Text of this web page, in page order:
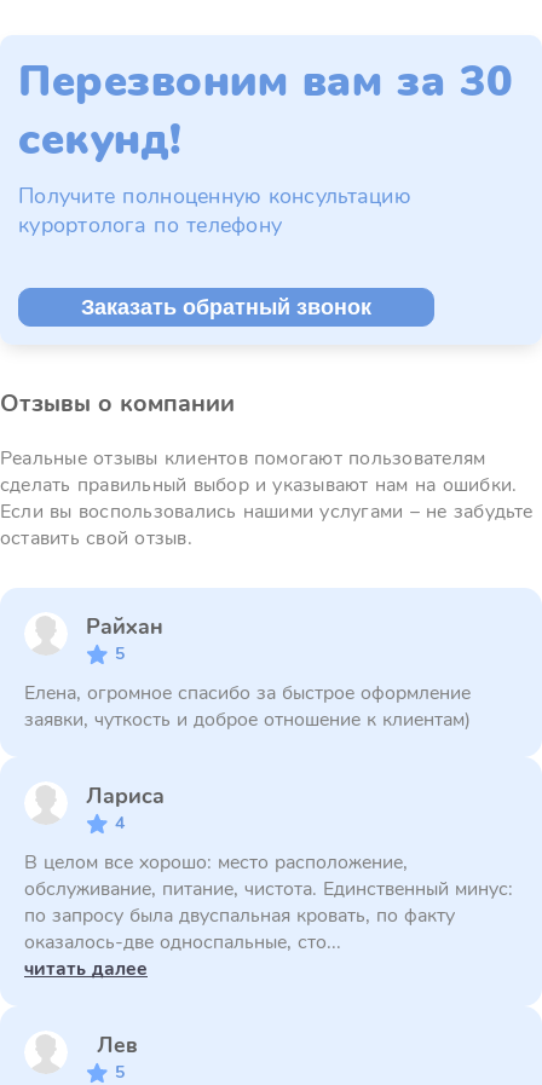
Перезвоним вам за 30
секунд!
Получите полноценную консультацию
курортолога по телефону
Заказать обратный звонок
Отзывы о компании
Реальные отзывы клиентов помогают пользователям
сделать правильный выбор и указывают нам на ошибки.
Если вы воспользовались нашими услугами – не забудьте
оставить свой отзыв.
Райхан
5
Елена, огромное спасибо за быстрое оформление
заявки, чуткость и доброе отношение к клиентам)
Лариса
4
В целом все хорошо: место расположение,
обслуживание, питание, чистота. Единственный минус:
по запросу была двуспальная кровать, по факту
оказалось-две односпальные, сто...
читать далее
Лев
5